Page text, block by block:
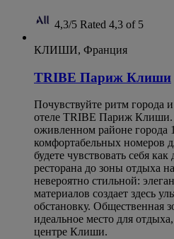
4,3/5 Rated 4,3 of 5
КЛИШИ, Франция
TRIBE Париж Клиши
Почувствуйте ритм города
отеле TRIBE Париж Клиши.
оживленном районе города
комфортабельных номеров
будете чувствовать себя
ресторана до зоны отдыха
невероятно стильной:
материалов создает здесь
обстановку. Общественная
идеальное место для
центре Клиши.